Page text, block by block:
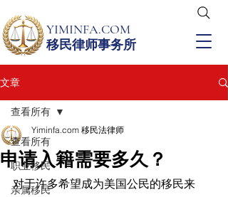
YIMINFA.COM
移民律师事务所
文章
查看所有
职业移民
亲属移民
查看所有
申请入籍需要多久？
Yiminfa.com 移民法律师
对于许多希望成为美国公民的移民来